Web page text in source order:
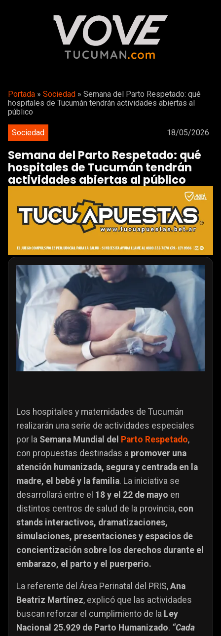
Portada » Sociedad » Semana del Parto Respetado: qué
hospitales de Tucumán tendrán actividades abiertas al
público
Sociedad 18/05/2026
Semana del Parto Respetado: qué
hospitales de Tucumán tendrán
actividades abiertas al público
Los hospitales y maternidades de Tucumán
realizarán una serie de actividades especiales
por la Semana Mundial del Parto Respetado,
con propuestas destinadas a promover una
atención humanizada, segura y centrada en la
madre, el bebé y la familia. La iniciativa se
desarrollará entre el 18 y el 22 de mayo en
distintos centros de salud de la provincia, con
stands interactivos, dramatizaciones,
simulaciones, presentaciones y espacios de
concientización sobre los derechos durante el
embarazo, el parto y el puerperio.
La referente del Área Perinatal del PRIS, Ana
Beatriz Martínez, explicó que las actividades
buscan reforzar el cumplimiento de la Ley
Nacional 25.929 de Parto Humanizado. “Cada